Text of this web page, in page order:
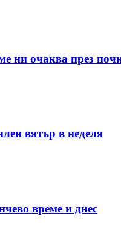
ни очаква през
вятър в неделя
време и днес